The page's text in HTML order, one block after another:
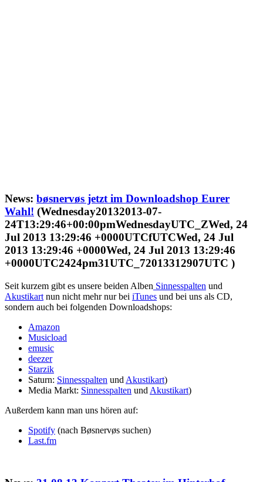
News: bøsnervøs jetzt im Downloadshop Eurer
Wahl! (Wednesday20132013-07-
24T13:29:46+00:00pmWednesdayUTC_ZWed, 24
Jul 2013 13:29:46 +0000UTCfUTCWed, 24 Jul
2013 13:29:46 +0000Wed, 24 Jul 2013 13:29:46
+0000UTC2424pm31UTC_72013312907UTC )
Seit kurzem gibt es unsere beiden Alben Sinnesspalten und
Akustikart nun nicht mehr nur bei iTunes und bei uns als CD,
sondern auch bei folgenden Downloadshops:
Amazon
Musicload
emusic
deezer
Starzik
Saturn: Sinnesspalten und Akustikart)
Media Markt: Sinnesspalten und Akustikart)
Außerdem kann man uns hören auf:
Spotify (nach Bøsnervøs suchen)
Last.fm